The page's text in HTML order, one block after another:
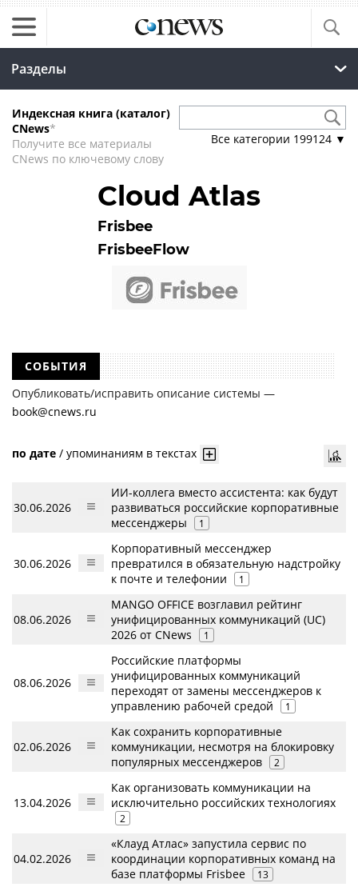
Разделы
Индексная книга (каталог)
CNews*
Получите все материалы
CNews по ключевому слову
Все категории 199124 ▼
Cloud Atlas
Frisbee
FrisbeeFlow
СОБЫТИЯ
Опубликовать/исправить описание системы —
book@cnews.ru
по дате / упоминаниям в текстах
30.06.2026
ИИ-коллега вместо ассистента: как будут
развиваться российские корпоративные
мессенджеры
1
30.06.2026
Корпоративный мессенджер
превратился в обязательную надстройку
к почте и телефонии
1
08.06.2026
MANGO OFFICE возглавил рейтинг
унифицированных коммуникаций (UC)
2026 от CNews
1
08.06.2026
Российские платформы
унифицированных коммуникаций
переходят от замены мессенджеров к
управлению рабочей средой
1
02.06.2026
Как сохранить корпоративные
коммуникации, несмотря на блокировку
популярных мессенджеров
2
13.04.2026
Как организовать коммуникации на
исключительно российских технологиях
2
04.02.2026
«Клауд Атлас» запустила сервис по
координации корпоративных команд на
базе платформы Frisbee
13